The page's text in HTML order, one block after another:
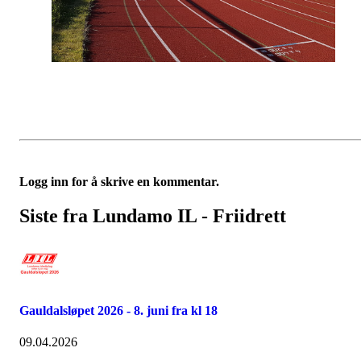
Logg inn for å skrive en kommentar.
Siste fra Lundamo IL - Friidrett
Gauldalsløpet 2026 - 8. juni fra kl 18
09.04.2026